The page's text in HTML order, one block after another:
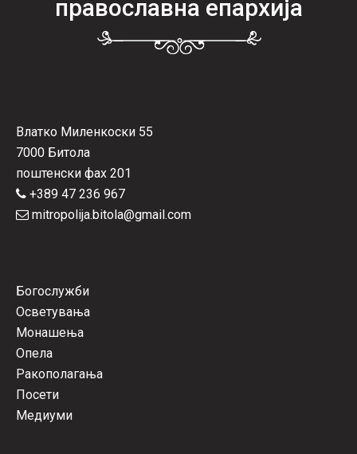
православна епархија
Влатко Миленкоски 55
7000 Битола
поштенски фах 201
+389 47 236 967
mitropolija.bitola@gmail.com
Богослужби
Осветувања
Монашења
Опела
Ракополагања
Посети
Медиуми